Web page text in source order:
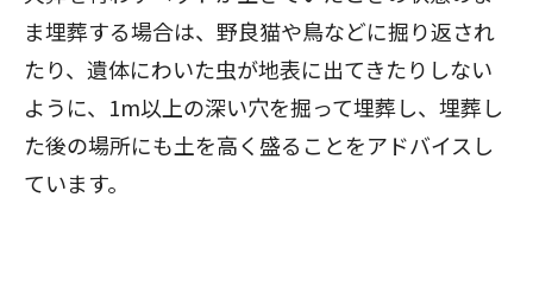
ま埋葬する場合は、野良猫や鳥などに掘り返され
たり、遺体にわいた虫が地表に出てきたりしない
ように、1m以上の深い穴を掘って埋葬し、埋葬し
た後の場所にも土を高く盛ることをアドバイスし
ています。